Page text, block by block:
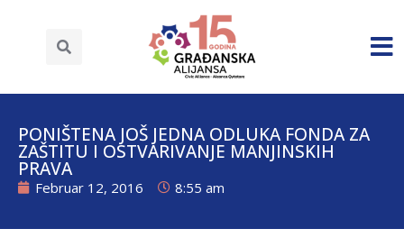
PONIŠTENA JOŠ JEDNA ODLUKA FONDA ZA
ZAŠTITU I OSTVARIVANJE MANJINSKIH
PRAVA
Februar 12, 2016 8:55 am